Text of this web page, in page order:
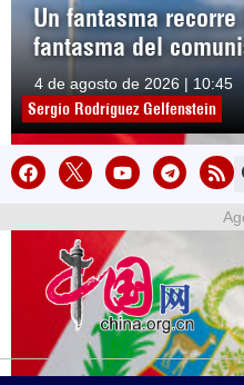
Un fantasma
fantasma del
4 de agosto de 2026 | 10:45
Sergio Rodríguez Gelfenstein